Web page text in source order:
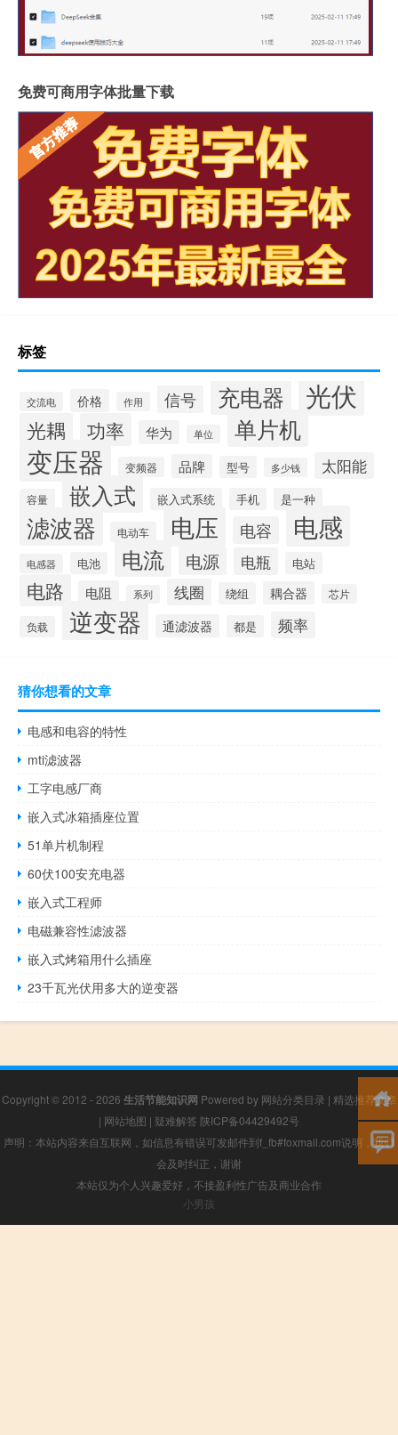
免费可商用字体批量下载
标签
交流电 价格 作用 信号 充电器 光伏
光耦 功率 华为 单位 单片机
变压器 变频器 品牌 型号 多少钱 太阳能
容量 嵌入式 嵌入式系统 手机 是一种
滤波器 电动车 电压 电容 电感
电感器 电池 电流 电源 电瓶 电站
电路 电阻 系列 线圈 绕组 耦合器 芯片
负载 逆变器 通滤波器 都是 频率
猜你想看的文章
电感和电容的特性
mti滤波器
工字电感厂商
嵌入式冰箱插座位置
51单片机制程
60伏100安充电器
嵌入式工程师
电磁兼容性滤波器
嵌入式烤箱用什么插座
23千瓦光伏用多大的逆变器
Copyright © 2012 - 2026 生活节能知识网 Powered by 网站分类目录 | 精选推荐文章
| 网站地图 | 疑难解答 陕ICP备04429492号
声明：本站内容来自互联网，如信息有错误可发邮件到f_fb#foxmail.com说明，我们
会及时纠正，谢谢
本站仅为个人兴趣爱好，不接盈利性广告及商业合作
小男孩